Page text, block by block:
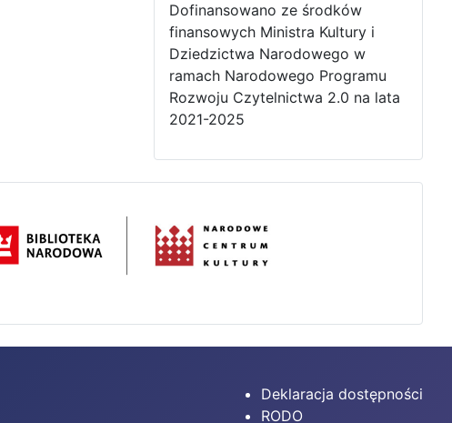
Dofinansowano ze środków
finansowych Ministra Kultury i
Dziedzictwa Narodowego w
ramach Narodowego Programu
Rozwoju Czytelnictwa 2.0 na lata
2021-2025
Deklaracja dostępności
RODO